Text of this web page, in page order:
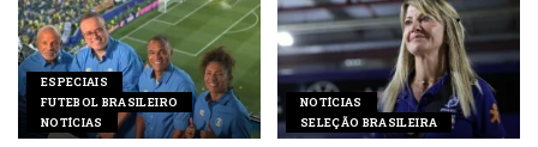
ESPECIAIS
FUTEBOL BRASILEIRO
NOTÍCIAS
NOTÍCIAS
SELEÇÃO BRASILEIRA